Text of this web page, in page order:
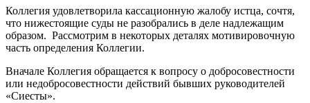
Коллегия удовлетворила кассационную жалобу истца, сочтя,
что нижестоящие суды не разобрались в деле надлежащим
образом. Рассмотрим в некоторых деталях мотивировочную
часть определения Коллегии.
Вначале Коллегия обращается к вопросу о добросовестности
или недобросовестности действий бывших руководителей
«Сиесты».